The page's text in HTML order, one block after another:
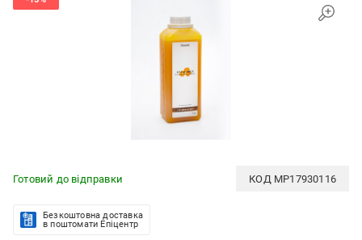
Готовий до відправки КОД MP17930116
Безкоштовна доставка
в поштомати Епіцентр